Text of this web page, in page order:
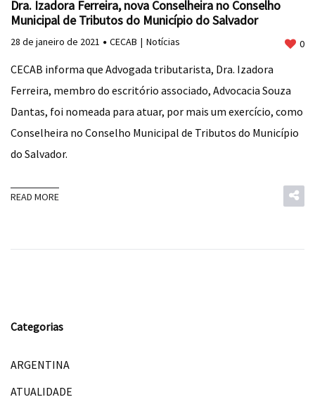
Dra. Izadora Ferreira, nova Conselheira no Conselho
Municipal de Tributos do Município do Salvador
28 de janeiro de 2021 CECAB Notícias 0
CECAB informa que Advogada tributarista, Dra. Izadora
Ferreira, membro do escritório associado, Advocacia Souza
Dantas, foi nomeada para atuar, por mais um exercício, como
Conselheira no Conselho Municipal de Tributos do Município
do Salvador.
READ MORE
Categorias
ARGENTINA
ATUALIDADE